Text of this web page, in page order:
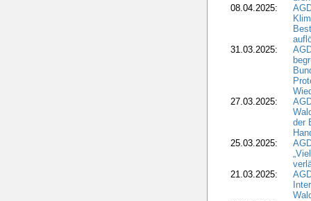
08.04.2025:
31.03.2025:
27.03.2025:
der
25.03.2025:
21.03.2025: